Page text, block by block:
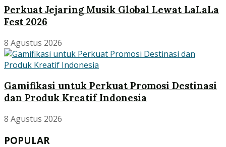
Perkuat Jejaring Musik Global Lewat LaLaLa
Fest 2026
8 Agustus 2026
Gamifikasi untuk Perkuat Promosi Destinasi
dan Produk Kreatif Indonesia
8 Agustus 2026
POPULAR